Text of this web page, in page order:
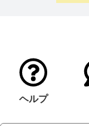
ヘルプ